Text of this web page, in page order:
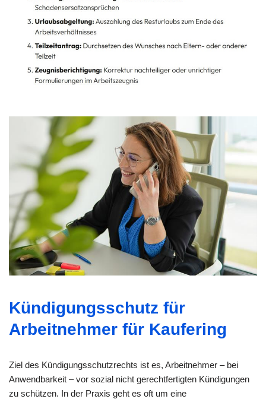
Kündigungsschutz für
Arbeitnehmer für Kaufering
Ziel des Kündigungsschutzrechts ist es, Arbeitnehmer – bei
Anwendbarkeit – vor sozial nicht gerechtfertigten Kündigungen
zu schützen. In der Praxis geht es oft um eine